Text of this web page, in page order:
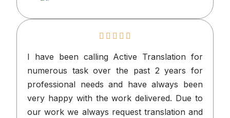
I have been calling Active
numerous task over the past 2
professional needs and have always
very happy with the work delivered.
our work we always request translation